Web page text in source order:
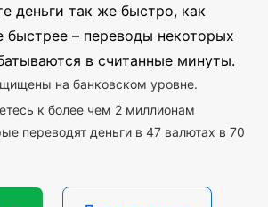
деньги так же быстро, как
быстрее – переводы некоторых
в считанные минуты.
на банковском уровне.
к более чем 2 миллионам
переводят деньги в 47 валютах в 70